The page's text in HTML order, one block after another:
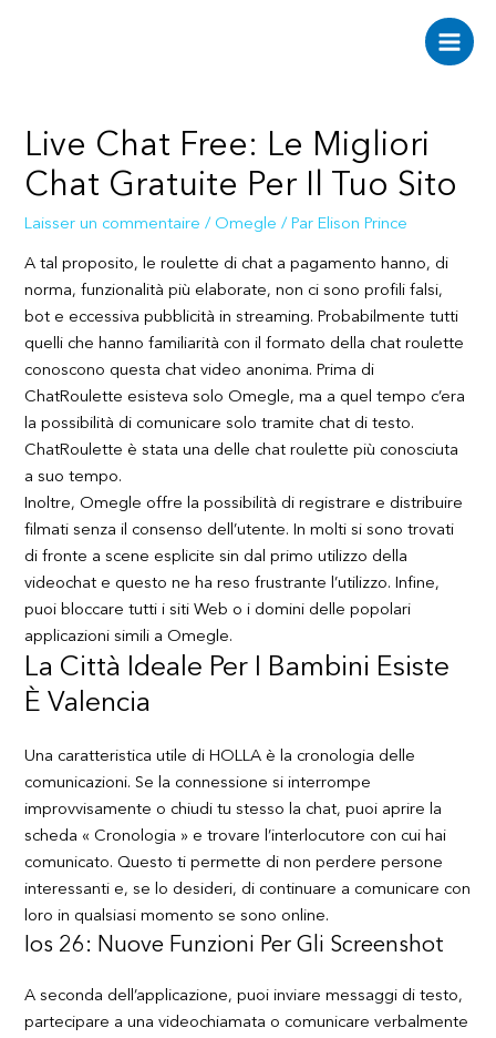
Main
Live Chat Free: Le Migliori
Chat Gratuite Per Il Tuo Sito
Laisser un commentaire / Omegle / Par Elison Prince
A tal proposito, le roulette di chat a pagamento hanno, di
norma, funzionalità più elaborate, non ci sono profili falsi,
bot e eccessiva pubblicità in streaming. Probabilmente tutti
quelli che hanno familiarità con il formato della chat roulette
conoscono questa chat video anonima. Prima di
ChatRoulette esisteva solo Omegle, ma a quel tempo c’era
la possibilità di comunicare solo tramite chat di testo.
ChatRoulette è stata una delle chat roulette più conosciuta
a suo tempo.
Inoltre, Omegle offre la possibilità di registrare e distribuire
filmati senza il consenso dell’utente. In molti si sono trovati
di fronte a scene esplicite sin dal primo utilizzo della
videochat e questo ne ha reso frustrante l’utilizzo. Infine,
puoi bloccare tutti i siti Web o i domini delle popolari
applicazioni simili a Omegle.
La Città Ideale Per I Bambini Esiste
È Valencia
Una caratteristica utile di HOLLA è la cronologia delle
comunicazioni. Se la connessione si interrompe
improvvisamente o chiudi tu stesso la chat, puoi aprire la
scheda « Cronologia » e trovare l’interlocutore con cui hai
comunicato. Questo ti permette di non perdere persone
interessanti e, se lo desideri, di continuare a comunicare con
loro in qualsiasi momento se sono online.
Ios 26: Nuove Funzioni Per Gli Screenshot
A seconda dell’applicazione, puoi inviare messaggi di testo,
partecipare a una videochiamata o comunicare verbalmente